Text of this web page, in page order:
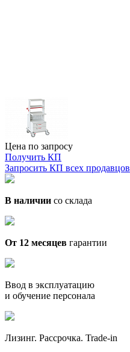
Цена по запросу
Получить КП
Запросить КП всех продавцов
В наличии со склада
От 12 месяцев гарантии
Ввод в эксплуатацию
и обучение персонала
Лизинг. Рассрочка. Trade-in